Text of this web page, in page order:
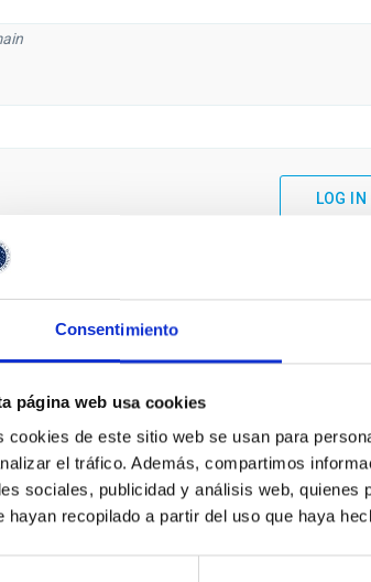
Consentimiento
página web usa cookies
cookies de este sitio web se usan para
el tráfico. Además, compartimos
sociales, publicidad y análisis web, quienes
hayan recopilado a partir del uso que haya
ABOUT THE IAC
Legislation